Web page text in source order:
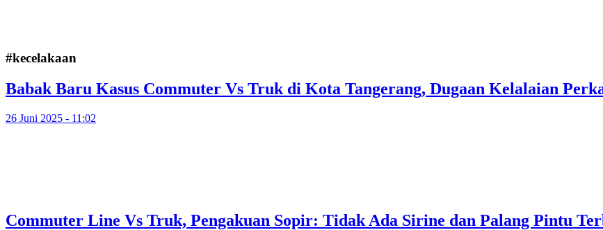
#kecelakaan
Babak Baru Kasus Commuter Vs Truk di Kota Tangerang, Dugaan Kelalaian
26 Juni 2025 - 11:02
Commuter Line Vs Truk, Pengakuan Sopir: Tidak Ada Sirine dan Palang Pintu